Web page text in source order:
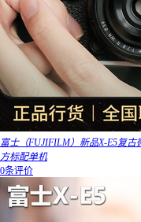
富士（FUJIFILM）新品X-E5复
方标配单机
0条评价